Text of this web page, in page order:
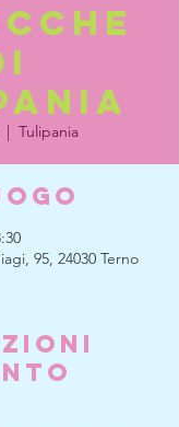
|
Tulipania
95, 24030 Terno